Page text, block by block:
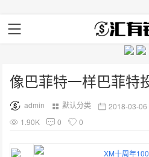
像巴菲特一样巴菲特
admin 默认分类
2018-03-
1.90K
0 0